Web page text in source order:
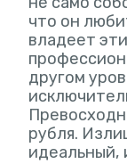
что он
владеет
другом
рубля.
идеальный,